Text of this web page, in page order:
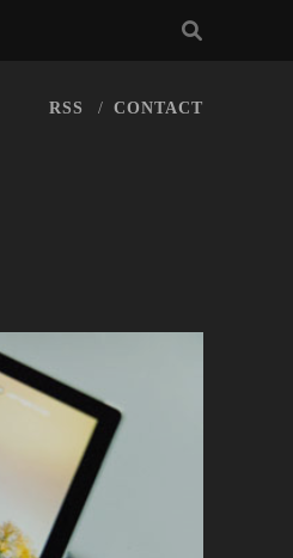
RSS CONTACT